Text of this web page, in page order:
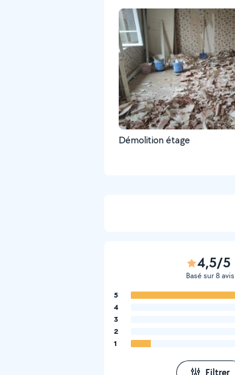
Démolition étage
4,5/5
Basé sur 8 avis
5
4
3
2
1
Filtrer